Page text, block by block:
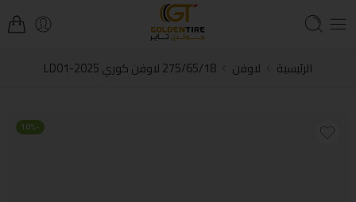
الرئيسية لاوفن 275/65/18 لاوفن كوري LD01-2025
-10%